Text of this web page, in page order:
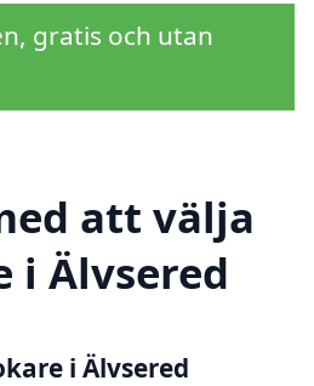
gratis och utan
att välja
i Älvsered
i Älvsered